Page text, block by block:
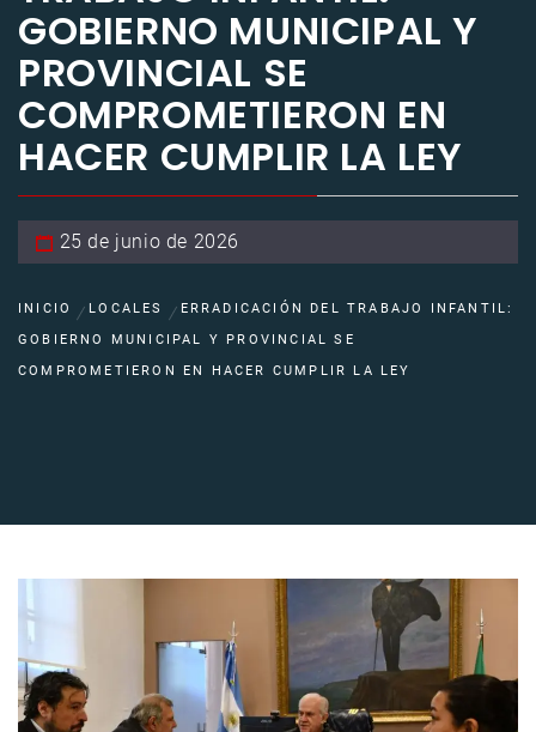
GOBIERNO MUNICIPAL Y
PROVINCIAL SE
COMPROMETIERON EN
HACER CUMPLIR LA LEY
25 de junio de 2026
INICIO LOCALES
ERRADICACIÓN DEL TRABAJO INFANTIL:
GOBIERNO MUNICIPAL Y PROVINCIAL SE
COMPROMETIERON EN HACER CUMPLIR LA LEY